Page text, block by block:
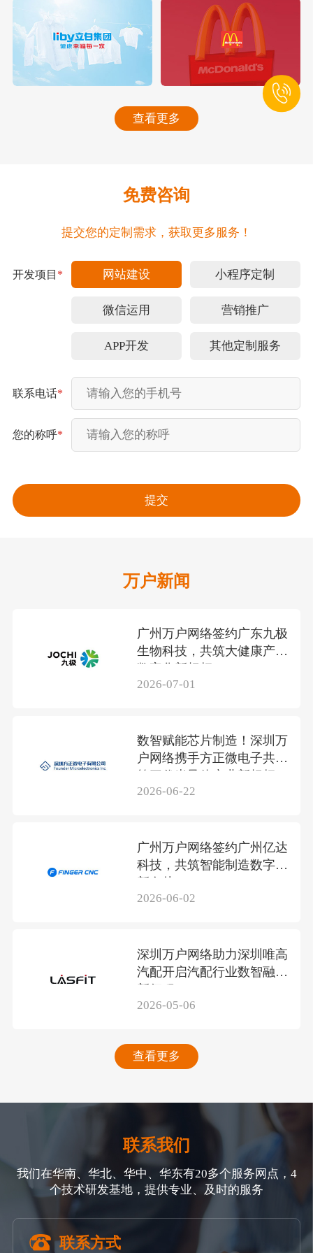
查看更多
免费咨询
提交您的定制需求，获取更多服务！
开发项目 * 网站建设 小程序定制
微信运用 营销推广
APP开发 其他定制服务
联系电话*
您的称呼*
万户新闻
广州万户网络签约广东九极
生物科技，共筑大健康产业
2026-07-01
数智赋能芯片制造！深圳万
户网络携手方正微电子共筑
2026-06-22
广州万户网络签约广州亿达
科技，共筑智能制造数字化
新名片
2026-06-02
深圳万户网络助力深圳唯高
汽配开启汽配行业数智融合
新征程
2026-05-06
查看更多
联系我们
我们在华南、华北、华中、华东有20多个服务网点，4
个技术研发基地，提供专业、及时的服务
联系方式